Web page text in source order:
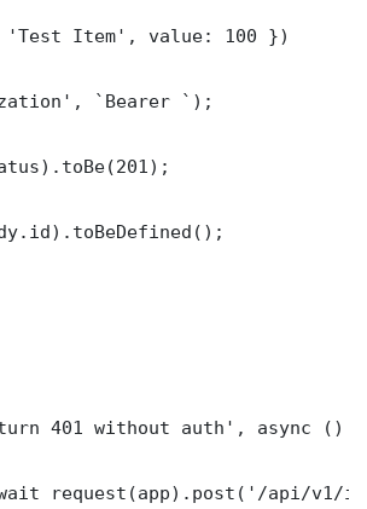
'Test Item', value: 100 })
`Bearer `);
401 without auth', async ()
request(app).post('/api/v1/